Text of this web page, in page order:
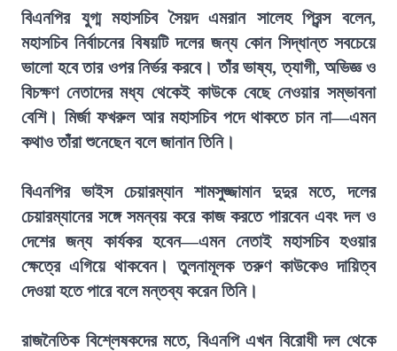
বিএনপির যুগ্ম মহাসচিব সৈয়দ এমরান সালেহ প্রিন্স বলেন,
মহাসচিব নির্বাচনের বিষয়টি দলের জন্য কোন সিদ্ধান্ত সবচেয়ে
ভালো হবে তার ওপর নির্ভর করবে। তাঁর ভাষ্য, ত্যাগী, অভিজ্ঞ ও
বিচক্ষণ নেতাদের মধ্য থেকেই কাউকে বেছে নেওয়ার সম্ভাবনা
বেশি। মির্জা ফখরুল আর মহাসচিব পদে থাকতে চান না—এমন
কথাও তাঁরা শুনেছেন বলে জানান তিনি।
বিএনপির ভাইস চেয়ারম্যান শামসুজ্জামান দুদুর মতে, দলের
চেয়ারম্যানের সঙ্গে সমন্বয় করে কাজ করতে পারবেন এবং দল ও
দেশের জন্য কার্যকর হবেন—এমন নেতাই মহাসচিব হওয়ার
ক্ষেত্রে এগিয়ে থাকবেন। তুলনামূলক তরুণ কাউকেও দায়িত্ব
দেওয়া হতে পারে বলে মন্তব্য করেন তিনি।
রাজনৈতিক বিশ্লেষকদের মতে, বিএনপি এখন বিরোধী দল থেকে